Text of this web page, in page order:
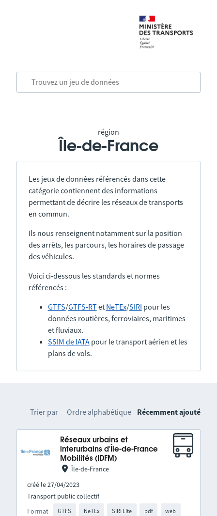
région
Île-de-France
Les jeux de données référencés dans cette
catégorie contiennent des informations
permettant de décrire les réseaux de transports
en commun.
Ils nous renseignent notamment sur la position
des arrêts, les parcours, les horaires de passage
des véhicules.
Voici ci-dessous les standards et normes
référencés :
GTFS/GTFS-RTet NeTEx/SIRI pour les
données routières, ferroviaires, maritimes
et fluviaux.
SSIM de IATApour le transport aérien et les
plans de vols.
Trier par Ordre alphabétique Récemment ajouté
Réseaux urbains et
interurbains d'Île-de-France
Mobilités (IDFM)
Île-de-France
créé le 27/04/2023
Format GTFS NeTEx SIRI Lite pdf web
Transport public collectif